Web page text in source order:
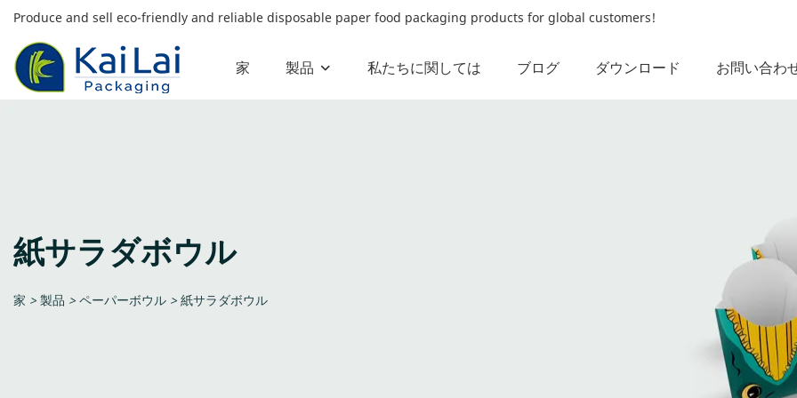
Produce and sell eco-friendly and reliable disposable paper food packaging products for global customers!
家 製品 私たちに関しては ブログ ダウンロード お問い合わ
紙サラダボウル
家 > 製品 > ペーパーボウル > 紙サラダボウル